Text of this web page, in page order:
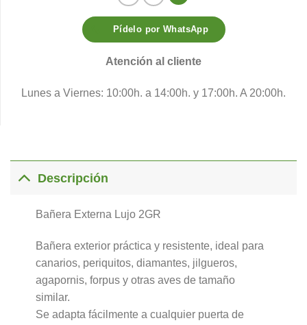
Pídelo por WhatsApp
Atención al cliente
Lunes a Viernes: 10:00h. a 14:00h. y 17:00h. A 20:00h.
Descripción
Bañera Externa Lujo 2GR
Bañera exterior práctica y resistente, ideal para
canarios, periquitos, diamantes, jilgueros,
agapornis, forpus y otras aves de tamaño
similar.
Se adapta fácilmente a cualquier puerta de